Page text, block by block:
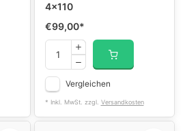
4x110
€99,00*
Vergleichen
* Inkl. MwSt. zzgl. Versandkosten